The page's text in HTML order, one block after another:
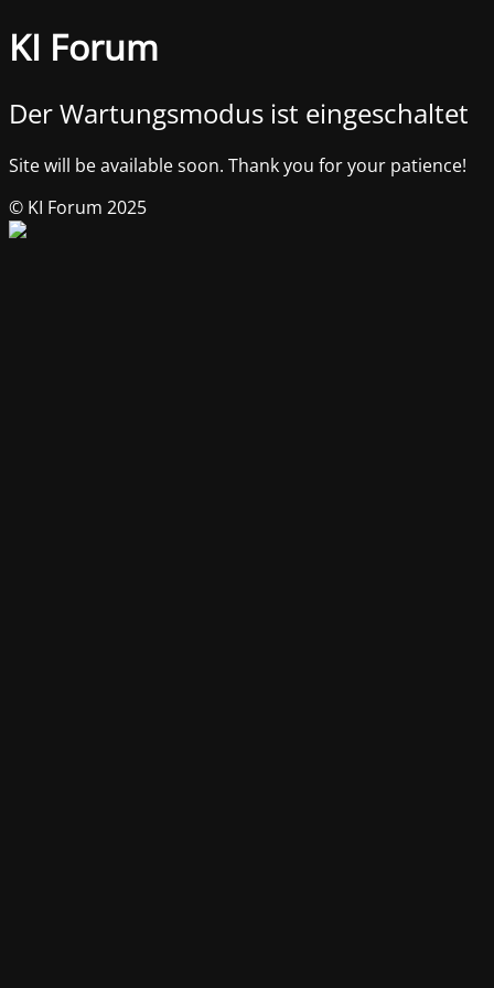
KI Forum
Der Wartungsmodus ist eingeschaltet
Site will be available soon. Thank you for your patience!
© KI Forum 2025